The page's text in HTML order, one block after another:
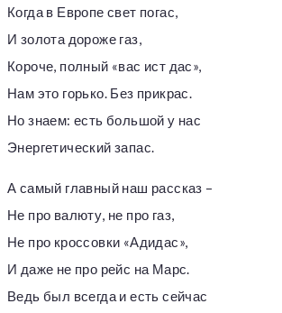
Когда в Европе свет погас,
И золота дороже газ,
Короче, полный «вас ист дас»,
Нам это горько. Без прикрас.
Но знаем: есть большой у нас
Энергетический запас.
А самый главный наш рассказ –
Не про валюту, не про газ,
Не про кроссовки «Адидас»,
И даже не про рейс на Марс.
Ведь был всегда и есть сейчас